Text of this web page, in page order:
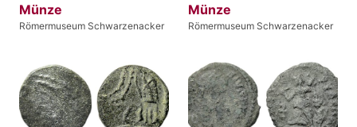
Münze
Römermuseum Schwarzenacker
Münze
Römermuseum Schwarzenacker